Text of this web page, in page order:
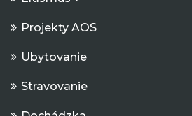
Projekty AOS
Ubytovanie
Stravovanie